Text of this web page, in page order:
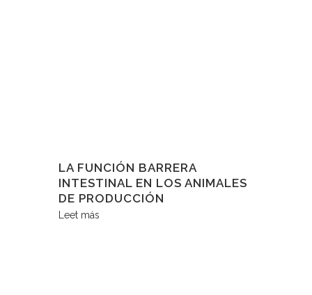
LA FUNCIÓN BARRERA
INTESTINAL EN LOS ANIMALES
DE PRODUCCIÓN
Leet más